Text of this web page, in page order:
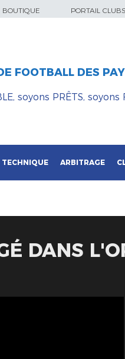
BOUTIQUE PORTAIL CLUBS
FOOTBALL DES
soyons PRÊTS, soyons
TECHNIQUE ARBITRAGE
DANS